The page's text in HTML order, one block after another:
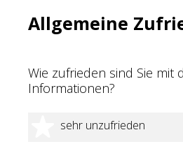
Allgemeine
Wie zufrieden sind Sie mit
Informationen?
sehr unzufrieden
1 Stern